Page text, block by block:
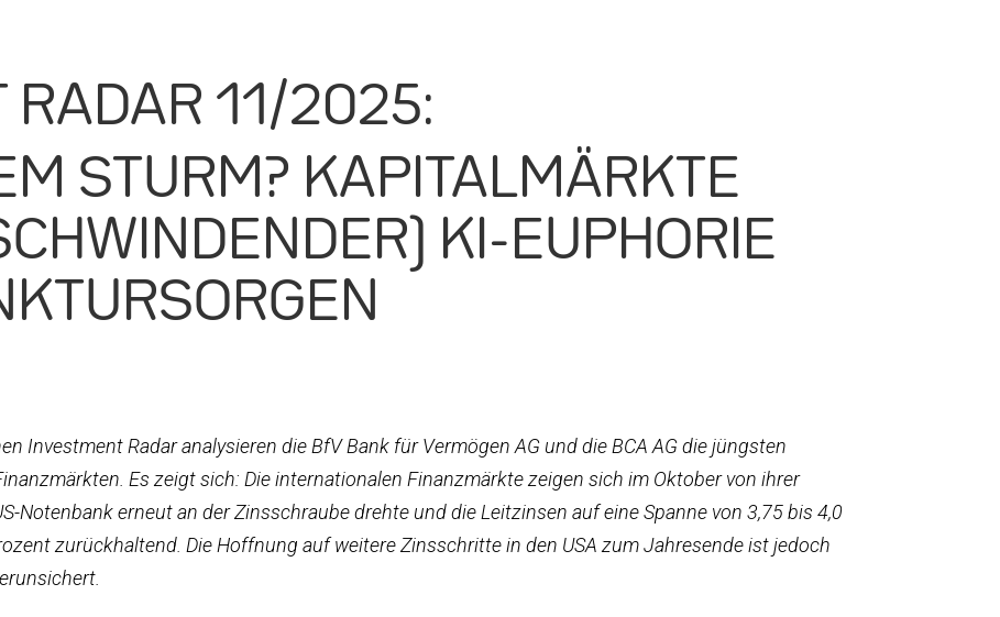
RADAR 11/2025:
STURM? KAPITALMÄRKTE
KI-EUPHORIE
Investment Radar analysieren die BfV Bank für Vermögen AG und die BCA AG die jüngsten
Es zeigt sich: Die internationalen Finanzmärkte zeigen sich im Oktober von ihrer
Notenbank erneut an der Zinsschraube drehte und die Leitzinsen auf eine Spanne von 3,75 bis 4,0
zurückhaltend. Die Hoffnung auf weitere Zinsschritte in den USA zum Jahresende ist jedoch